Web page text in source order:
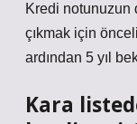
Kredi notunuzun
çıkmak için
ardından 5 yıl
Kara